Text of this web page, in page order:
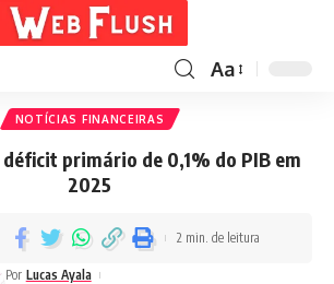
Aa
NOTÍCIAS FINANCEIRAS
primário de 0,1% do PIB em
2025
Por Lucas Ayala
2 min. de leitura